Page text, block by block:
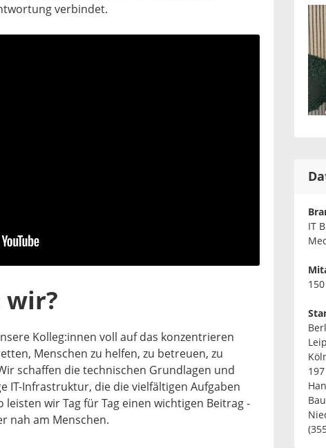
verbindet.
wir?
Kolleg:innen voll auf das konzentrieren
Menschen zu helfen, zu betreuen, zu
schaffen die technischen Grundlagen und
IT-Infrastruktur, die die vielfältigen Aufgaben
wir Tag für Tag einen wichtigen Beitrag -
nah am Menschen.
IT
150
197